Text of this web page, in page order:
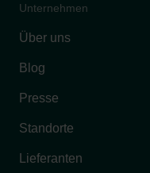
Unternehmen
Über uns
Blog
Presse
Standorte
Lieferanten